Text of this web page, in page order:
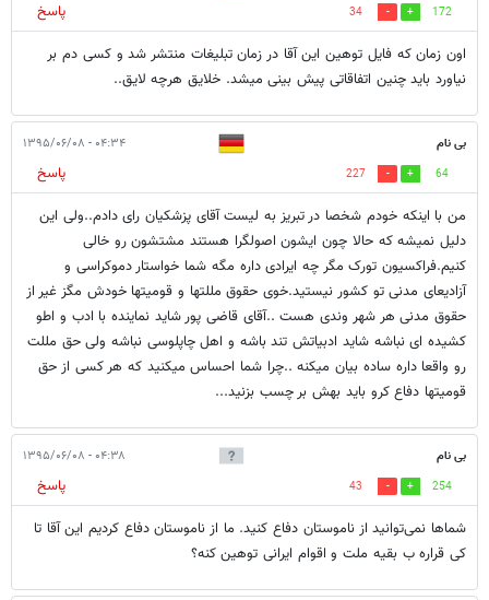
172
34
پاسخ
اون زمان که فایل توهین این آقا در زمان تبلیغات منتشر شد و کسی دم بر
نیاورد باید چنین اتفاقاتی پیش بینی میشد. خلایق هرچه لایق..
بی نام ۰۴:۳۴ - ۱۳۹۵/۰۶/۰۸
64
227
پاسخ
من با اینکه خودم شخصا در تبریز به لیست آقای پزشکیان رای دادم..ولی این
دلیل نمیشه که حالا چون ایشون اصولگرا هستند مشتشون رو خالی
کنیم.فراکسیون تورک مگر چه ایرادی داره مگه شما خواستار دموکراسی و
آزادیعای مدنی تو کشور نیستید.خوی حقوق مللتها و قومیتها خودش مگز غیر از
حقوق مدنی هر شهر وندی هست ..آقای قاضی پور شاید نماینده با ادب و اطو
کشیده ای نباشه شاید ادبیاتش تند باشه و اهل چاپلوسی نباشه ولی حق مللت
رو واقعا داره ساده بیان میکنه ..چرا شما احساس میکنید که هر کسی از حق
قومیتها دفاع کرو باید بهش بر چسب بزنید...
بی نام ۰۴:۳۸ - ۱۳۹۵/۰۶/۰۸
254
43
پاسخ
شماها نمی‌توانید از ناموستان دفاع کنید. ما از ناموستان دفاع کردیم این آقا تا
کی قراره ب بقیه ملت و اقوام ایرانی توهین کنه؟